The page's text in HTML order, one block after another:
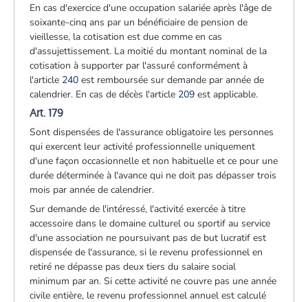
En cas d'exercice d'une occupation salariée après l'âge de
soixante-cinq ans par un bénéficiaire de pension de
vieillesse, la cotisation est due comme en cas
d'assujettissement. La moitié du montant nominal de la
cotisation à supporter par l'assuré conformément à
l'article 240est remboursée sur demande par année de
calendrier. En cas de décès l'article 209est applicable.
Art. 179
Sont dispensées de l'assurance obligatoire les personnes
qui exercent leur activité professionnelle uniquement
d'une façon occasionnelle et non habituelle et ce pour une
durée déterminée à l'avance qui ne doit pas dépasser trois
mois par année de calendrier.
Sur demande de l'intéressé, l'activité exercée à titre
accessoire dans le domaine culturel ou sportif au service
d'une association ne poursuivant pas de but lucratif est
dispensée de l'assurance, si le revenu professionnel en
retiré ne dépasse pas deux tiers du salaire social
minimum par an. Si cette activité ne couvre pas une année
civile entière, le revenu professionnel annuel est calculé